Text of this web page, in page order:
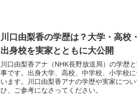
川口由梨香の学歴は？大学・高校
出身校を実家とともに大公開
川口由梨香アナ（NHK長野放送局）の学歴
事です。出身大学、高校、中学校、小学校
います。川口由梨香アナの学歴や実家につ
ひ、ご参考になさってください。